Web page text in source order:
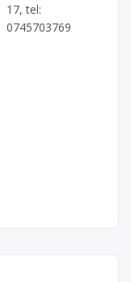
17, tel:
0745703769